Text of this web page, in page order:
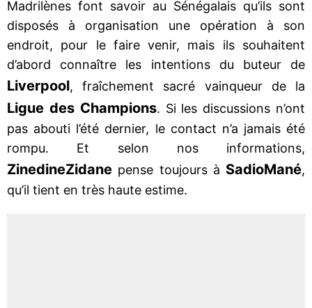
Madrilènes font savoir au Sénégalais qu’ils sont
disposés à organisation une opération à son
endroit, pour le faire venir, mais ils souhaitent
d’abord connaître les intentions du buteur de
Liverpool, fraîchement sacré vainqueur de la
Ligue des Champions. Si les discussions n’ont
pas abouti l’été dernier, le contact n’a jamais été
rompu. Et selon nos informations,
ZinedineZidane pense toujours à SadioMané,
qu’il tient en très haute estime.